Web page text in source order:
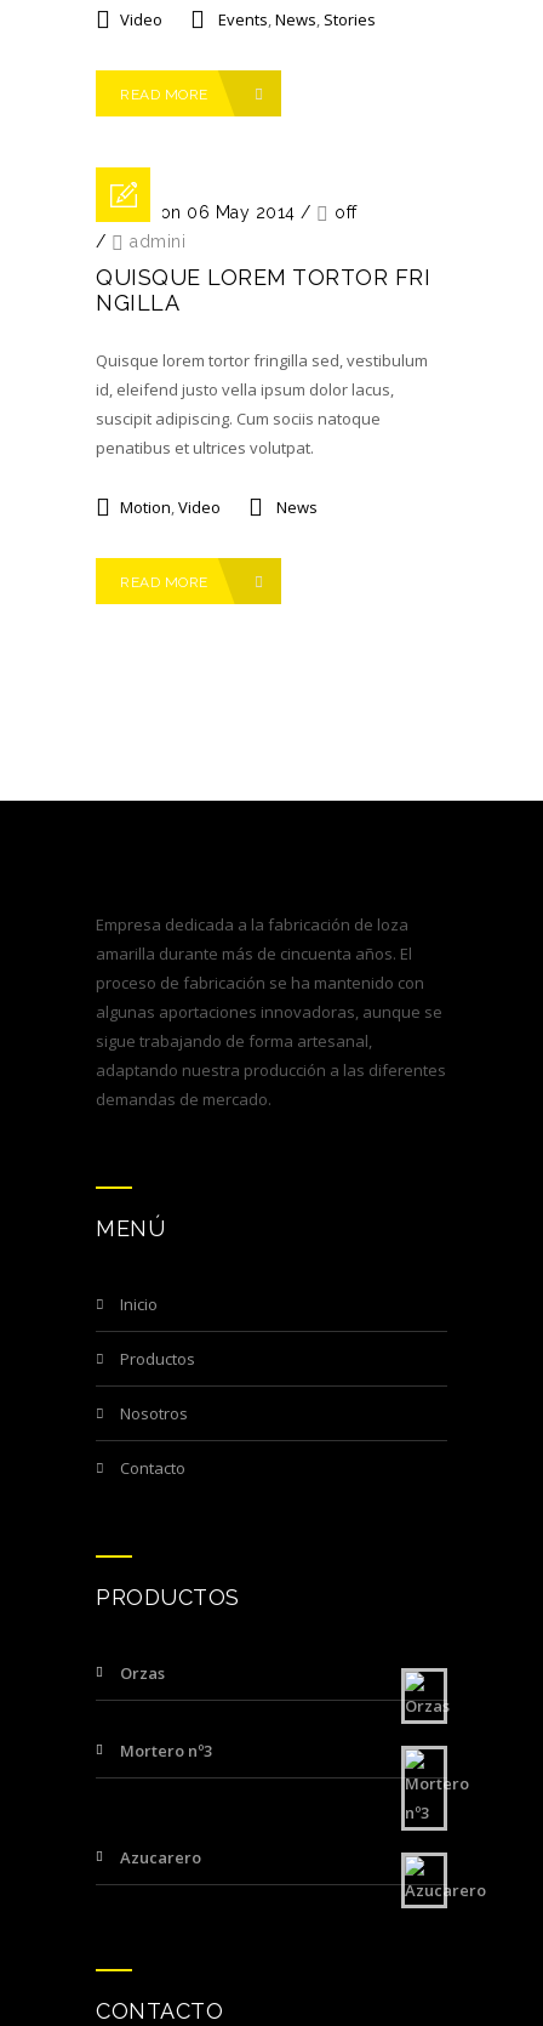
Video Events,News, Stories
READ MORE
Posted on 06 May 2014 /
off
/
admini
QUISQUE LOREM TORTOR FRI
NGILLA
Quisque lorem tortor fringilla sed, vestibulum
id, eleifend justo vella ipsum dolor lacus,
suscipit adipiscing. Cum sociis natoque
penatibus et ultrices volutpat.
Motion,Video News
READ MORE
Empresa dedicada a la fabricación de loza
amarilla durante más de cincuenta años. El
proceso de fabricación se ha mantenido con
algunas aportaciones innovadoras, aunque se
sigue trabajando de forma artesanal,
adaptando nuestra producción a las diferentes
demandas de mercado.
MENÚ
inicio
productos
nosotros
contacto
PRODUCTOS
Orzas
Mortero nº3
Azucarero
CONTACTO